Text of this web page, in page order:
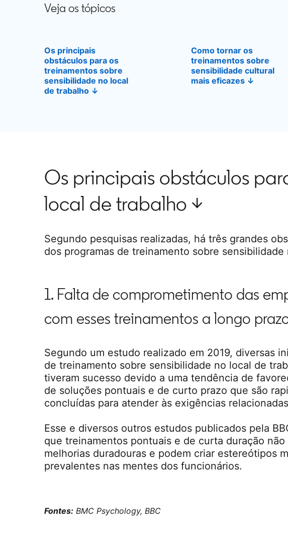
Veja os tópicos
Os principais
obstáculos para os
treinamentos sobre
sensibilidade no local
de trabalho ↓
Como tornar os
treinamentos sobre
sensibilidade cultural
mais eficazes ↓
Os principais obstáculos
local de trabalho ↓
Segundo pesquisas realizadas, há três grandes
dos programas de treinamento sobre
1. Falta de comprometimento das
com esses treinamentos a longo
Segundo um estudo realizado em 2019, diversas
de treinamento sobre sensibilidade no local de
tiveram sucesso devido a uma tendência de
de soluções pontuais e de curto prazo que são
concluídas para atender às exigências
Esse e diversos outros estudos publicados pela
que treinamentos pontuais e de curta duração não
melhorias duradouras e podem criar estereótipos
prevalentes nas mentes dos funcionários.
Fontes: BMC Psychology, BBC